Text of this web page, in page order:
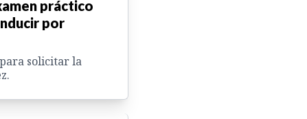
práctico
por
solicitar la